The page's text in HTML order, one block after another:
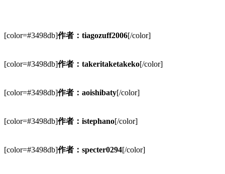
[color=#3498db]作者：tiagozuff2006[/color]
[color=#3498db]作者：takeritaketakeko[/color]
[color=#3498db]作者：aoishibaty[/color]
[color=#3498db]作者：istephano[/color]
[color=#3498db]作者：specter0294[/color]